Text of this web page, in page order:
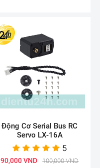
Động Cơ Serial Bus RC
Servo LX-16A
5
90,000 VND 100,000 VND